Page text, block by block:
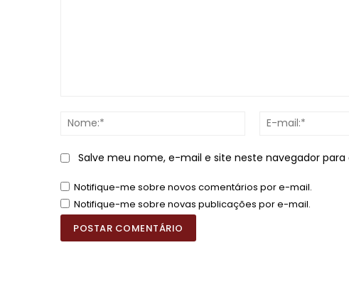
Nome:*
Salve meu nome, e-mail e site neste navegador
Notifique-me sobre novos comentários por e-mail.
Notifique-me sobre novas publicações por e-mail.